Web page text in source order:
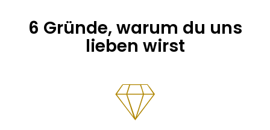
6 Gründe, warum du uns
lieben wirst